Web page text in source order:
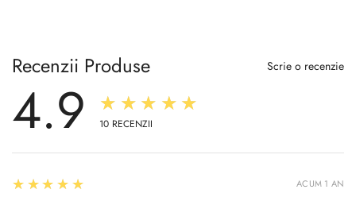
Recenzii Produse Scrie o recenzie
4.9 ★★★★★
10 RECENZII
5
★★★★★ ACUM 1 AN